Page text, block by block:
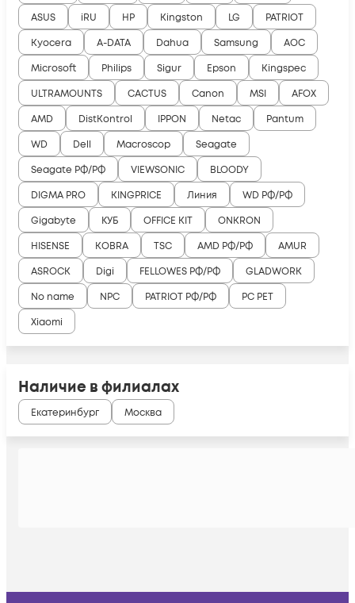
ASUS
iRU HP Kingston LG
PATRIOT
Kyocera
A-DATA Dahua Samsung
AOC
Microsoft
Philips Sigur Epson
Kingspec
ULTRAMOUNTS
CACTUS Canon MSI
AFOX
AMD
DistKontrol IPPON Netac
Pantum
WD
Dell Macroscop
Seagate
Seagate РФ/РФ
VIEWSONIC
BLOODY
DIGMA PRO
KINGPRICE Линия
WD РФ/РФ
Gigabyte
КУБ OFFICE KIT
ONKRON
HISENSE
KOBRA TSC AMD РФ/РФ
AMUR
ASROCK
Digi FELLOWES РФ/РФ
GLADWORK
No name
NPC PATRIOT РФ/РФ
PC PET
Xiaomi
Наличие в филиалах
Екатеринбург Москва